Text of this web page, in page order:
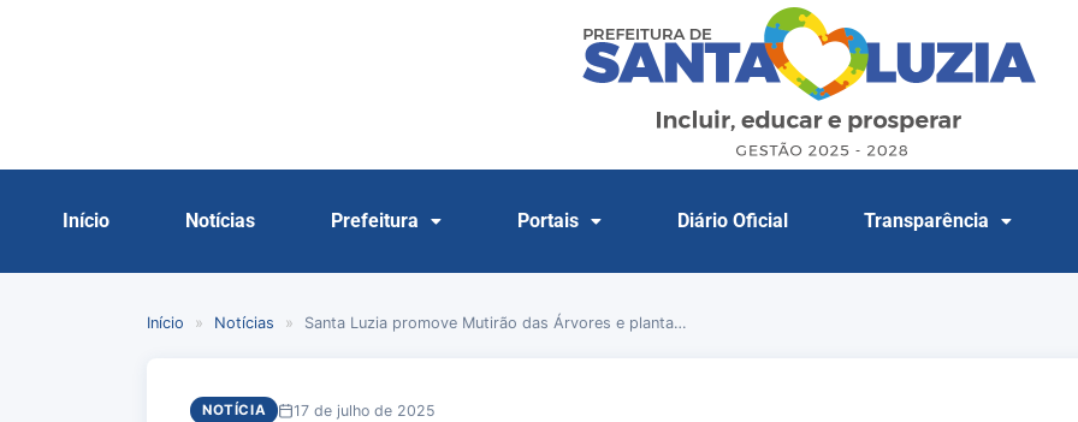
Início Notícias Prefeitura Portais Diário Oficial Transparência
Início » Notícias » Santa Luzia promove Mutirão das Árvores e planta…
NOTÍCIA 17 de julho de 2025